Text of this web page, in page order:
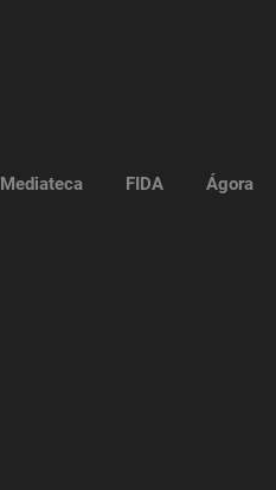
Mediateca FIDA Ágora